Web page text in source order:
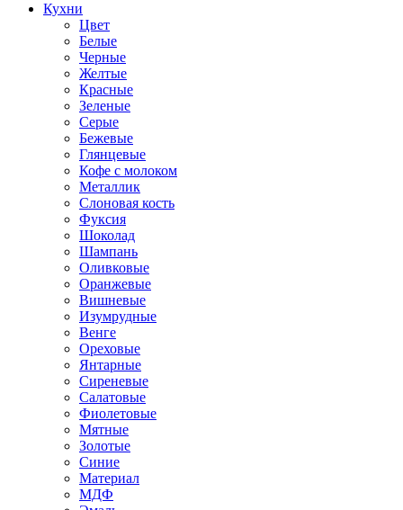
Кухни
Цвет
Белые
Черные
Желтые
Красные
Зеленые
Серые
Бежевые
Глянцевые
Кофе с молоком
Металлик
Слоновая кость
Фуксия
Шоколад
Шампань
Оливковые
Оранжевые
Вишневые
Изумрудные
Венге
Ореховые
Янтарные
Сиреневые
Салатовые
Фиолетовые
Мятные
Золотые
Синие
Материал
МДФ